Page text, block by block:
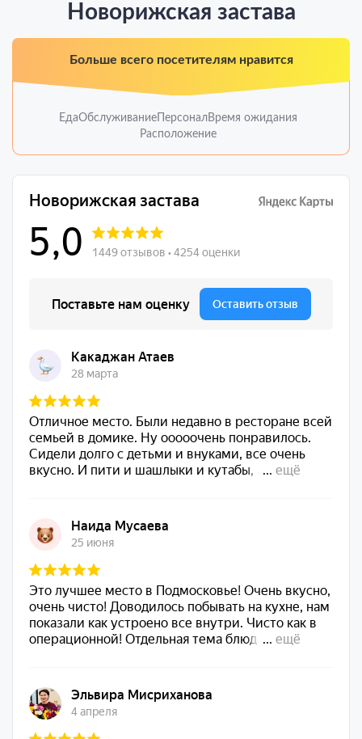
Новорижская застава
Больше всего посетителям нравится
ЕдаОбслуживаниеПерсоналВремя ожидания
Расположение